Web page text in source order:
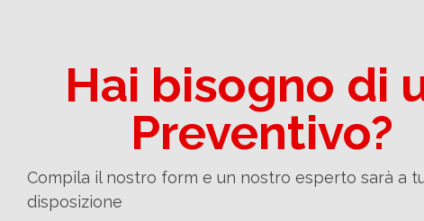
Hai bisogno di
Preventivo?
Compila il nostro form e un nostro esperto sarà a
disposizione